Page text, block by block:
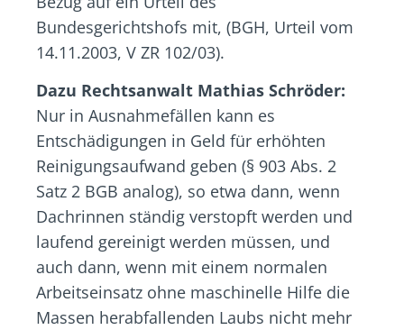
Bundesgerichtshofs mit, (BGH, Urteil vom
14.11.2003, V ZR 102/03).
Dazu Rechtsanwalt Mathias Schröder:
Nur in Ausnahmefällen kann es
Entschädigungen in Geld für erhöhten
Reinigungsaufwand geben (§ 903 Abs. 2
Satz 2 BGB analog), so etwa dann, wenn
Dachrinnen ständig verstopft werden und
laufend gereinigt werden müssen, und
auch dann, wenn mit einem normalen
Arbeitseinsatz ohne maschinelle Hilfe die
Massen herabfallenden Laubs nicht mehr